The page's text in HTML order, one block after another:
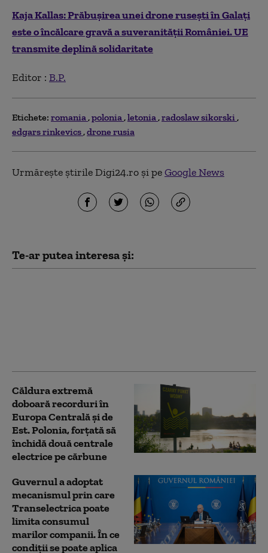
Kaja Kallas: Prăbușirea unei drone rusești în Galați
este o încălcare gravă a suveranității României. UE
transmite deplină solidaritate
Editor : B.P.
Etichete: romania polonia letonia radoslaw sikorski
edgars rinkevics drone rusia
Urmărește știrile Digi24.ro și peGoogle News
Te-ar putea interesa și:
Căldura extremă
doboară recorduri în
Europa Centrală și de
Est. Polonia, forțată să
închidă două centrale
electrice pe cărbune
Guvernul a adoptat
mecanismul prin care
Transelectrica poate
limita consumul
marilor companii. În ce
condiții se poate aplica